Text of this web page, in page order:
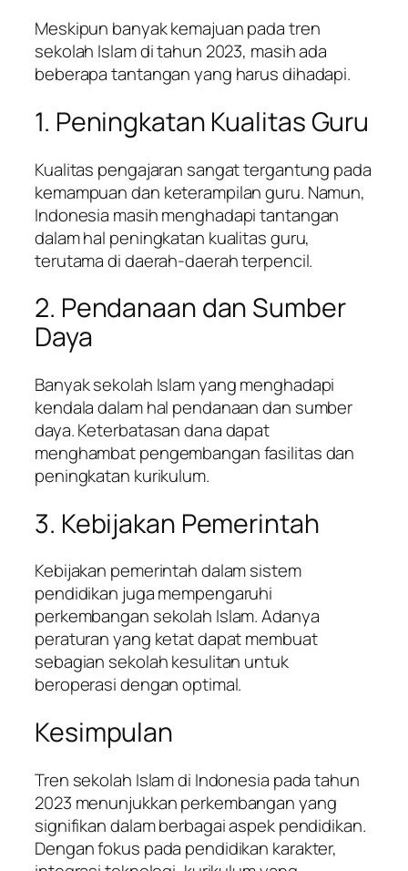
Meskipun banyak kemajuan pada tren
sekolah Islam di tahun 2023, masih ada
beberapa tantangan yang harus dihadapi.
1. Peningkatan Kualitas Guru
Kualitas pengajaran sangat tergantung pada
kemampuan dan keterampilan guru. Namun,
Indonesia masih menghadapi tantangan
dalam hal peningkatan kualitas guru,
terutama di daerah-daerah terpencil.
2. Pendanaan dan Sumber
Daya
Banyak sekolah Islam yang menghadapi
kendala dalam hal pendanaan dan sumber
daya. Keterbatasan dana dapat
menghambat pengembangan fasilitas dan
peningkatan kurikulum.
3. Kebijakan Pemerintah
Kebijakan pemerintah dalam sistem
pendidikan juga mempengaruhi
perkembangan sekolah Islam. Adanya
peraturan yang ketat dapat membuat
sebagian sekolah kesulitan untuk
beroperasi dengan optimal.
Kesimpulan
Tren sekolah Islam di Indonesia pada tahun
2023 menunjukkan perkembangan yang
signifikan dalam berbagai aspek pendidikan.
Dengan fokus pada pendidikan karakter,